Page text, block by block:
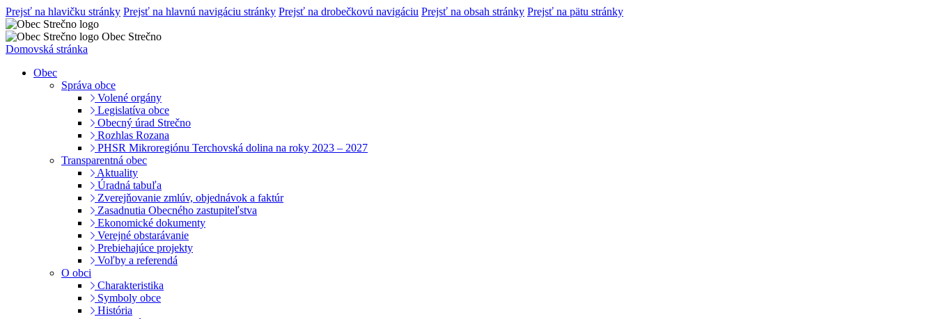
Prejsť na hlavičku stránky Prejsť na hlavnú navigáciu stránky Prejsť na drobečkovú navigáciu Prejsť na obsah stránky Prejsť na pätu stránky
Obec Strečno
Domovská stránka
Obec
Správa obce
Volené orgány
Legislatíva obce
Obecný úrad Strečno
Rozhlas Rozana
PHSR Mikroregiónu Terchovská dolina na roky 2023 – 2027
Transparentná obec
Aktuality
Úradná tabuľa
Zverejňovanie zmlúv, objednávok a faktúr
Zasadnutia Obecného zastupiteľstva
Ekonomické dokumenty
Verejné obstarávanie
Prebiehajúce projekty
Voľby a referendá
O obci
Charakteristika
Symboly obce
História